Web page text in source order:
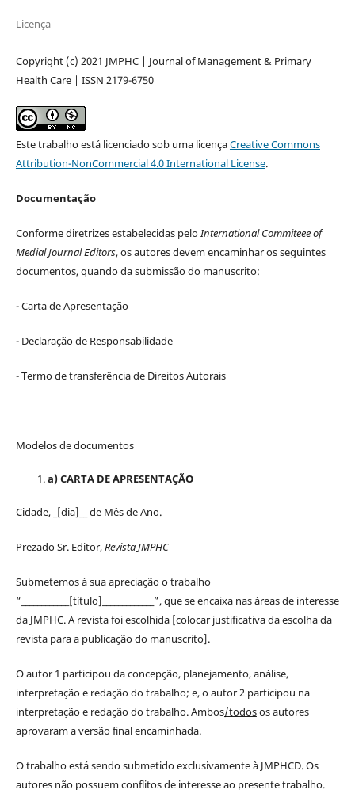
Licença
Copyright (c) 2021 JMPHC | Journal of Management & Primary
Health Care | ISSN 2179-6750
Este trabalho está licenciado sob uma licençaCreative Commons
Attribution-NonCommercial 4.0 International License.
Documentação
Conforme diretrizes estabelecidas pelo International Commiteee of
Medial Journal Editors, os autores devem encaminhar os seguintes
documentos, quando da submissão do manuscrito:
- Carta de Apresentação
- Declaração de Responsabilidade
- Termo de transferência de Direitos Autorais
Modelos de documentos
a) CARTA DE APRESENTAÇÃO
Cidade, _[dia]__ de Mês de Ano.
Prezado Sr. Editor,Revista JMPHC
Submetemos à sua apreciação o trabalho
“____________[título]_____________”, que se encaixa nas áreas de interesse
da JMPHC. A revista foi escolhida [colocar justificativa da escolha da
revista para a publicação do manuscrito].
O autor 1 participou da concepção, planejamento, análise,
interpretação e redação do trabalho; e, o autor 2 participou na
interpretação e redação do trabalho. Ambos/todosos autores
aprovaram a versão final encaminhada.
O trabalho está sendo submetido exclusivamente à JMPHCD. Os
autores não possuem conflitos de interesse ao presente trabalho.